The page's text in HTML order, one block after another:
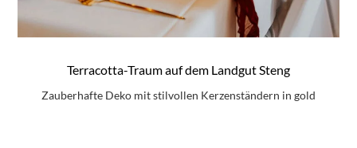
Terracotta-Traum auf dem Landgut Steng
Zauberhafte Deko mit stilvollen Kerzenständern in gold